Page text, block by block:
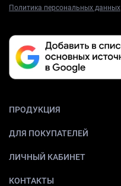
Политика персональных данных
ПРОДУКЦИЯ
ДЛЯ ПОКУПАТЕЛЕЙ
ЛИЧНЫЙ КАБИНЕТ
КОНТАКТЫ